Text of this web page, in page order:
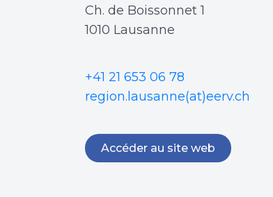
Ch. de Boissonnet 1
1010 Lausanne
+41 21 653 06 78
region.lausanne(at)eerv.ch
Accéder au site web